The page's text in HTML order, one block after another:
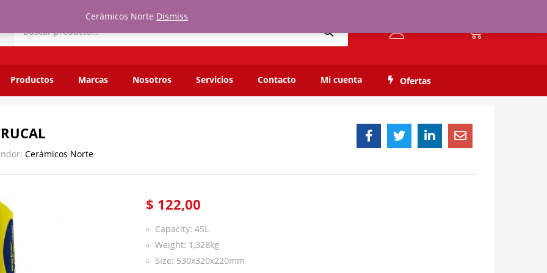
Productos Marcas Nosotros Servicios Contacto Mi cuenta Ofertas
Cerámicos Norte
$ 122,00
Capacity: 45L
Weight: 1,328kg
Size: 530x320x220mm
Cerámicos Norte Dismiss